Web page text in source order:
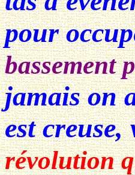
pour
bassement
jamais on
est
révolution